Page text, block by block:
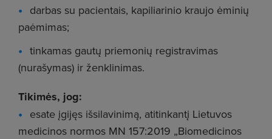
darbas su pacientais, kapiliarinio kraujo ėminių
paėmimas;
tinkamas gautų priemonių registravimas
(nurašymas) ir ženklinimas.
Tikimės, jog:
esate įgijęs išsilavinimą, atitinkantį Lietuvos
medicinos normos MN 157:2019 „Biomedicinos